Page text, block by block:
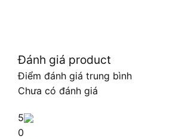
Đánh giá product
Điểm đánh giá trung bình
Chưa có đánh giá
5
0